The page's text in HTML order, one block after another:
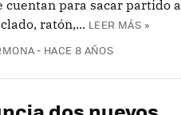
cuentan para sacar partido a
ratón,... LEER MÁS »
HACE 8 AÑOS